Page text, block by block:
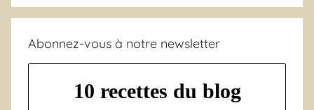
Abonnez-vous à notre newsletter
10 recettes du blog